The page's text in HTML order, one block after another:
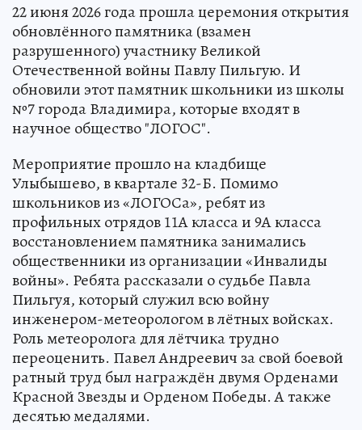
22 июня 2026 года прошла церемония открытия
обновлённого памятника (взамен
разрушенного) участнику Великой
Отечественной войны Павлу Пильгую. И
обновили этот памятник школьники из школы
№7 города Владимира, которые входят в
научное общество "ЛОГОС".
Мероприятие прошло на кладбище
Улыбышево, в квартале 32-Б. Помимо
школьников из «ЛОГОСа», ребят из
профильных отрядов 11А класса и 9А класса
восстановлением памятника занимались
общественники из организации «Инвалиды
войны». Ребята рассказали о судьбе Павла
Пильгуя, который служил всю войну
инженером-метеорологом в лётных войсках.
Роль метеоролога для лётчика трудно
переоценить. Павел Андреевич за свой боевой
ратный труд был награждён двумя Орденами
Красной Звезды и Орденом Победы. А также
десятью медалями.